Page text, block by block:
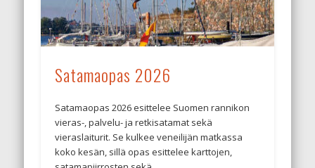
Satamaopas 2026
Satamaopas 2026 esittelee Suomen rannikon
vieras-, palvelu- ja retkisatamat sekä
vieraslaiturit. Se kulkee veneilijän matkassa
koko kesän, sillä opas esittelee karttojen,